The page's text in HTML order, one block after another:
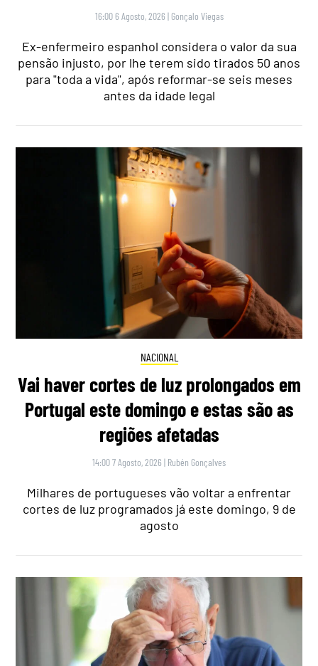
16:00 6 Agosto, 2026 | Gonçalo Viegas
Ex-enfermeiro espanhol considera o valor da sua
pensão injusto, por lhe terem sido tirados 50 anos
para "toda a vida", após reformar-se seis meses
antes da idade legal
NACIONAL
Vai haver cortes de luz prolongados em
Portugal este domingo e estas são as
regiões afetadas
14:00 7 Agosto, 2026 | Rubén Gonçalves
Milhares de portugueses vão voltar a enfrentar
cortes de luz programados já este domingo, 9 de
agosto